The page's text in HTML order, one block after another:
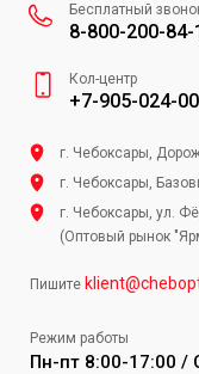
Бесплатный
8-800-200-84-
Кол-центр
+7-905-024-
г. Чебоксары,
г. Чебоксары,
г. Чебоксары, ул.
(Оптовый рынок
Пишите
Режим работы
Пн-пт 8:00-17:00 /